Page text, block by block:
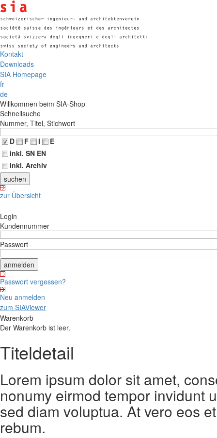
Kontakt
Downloads
SIA Homepage
fr
de
Willkommen beim SIA-Shop
Schnellsuche
Nummer, Titel, Stichwort
D
F I
E
inkl. SN EN
inkl. Archiv
zur Übersicht
Login
Kundennummer
Passwort
Passwort vergessen?
Neu anmelden
zum SIAViewer
Warenkorb
Der Warenkorb ist leer.
Titeldetail
Lorem ipsum dolor sit amet,
nonumy eirmod tempor invidunt
sed diam voluptua. At vero eos
rebum.